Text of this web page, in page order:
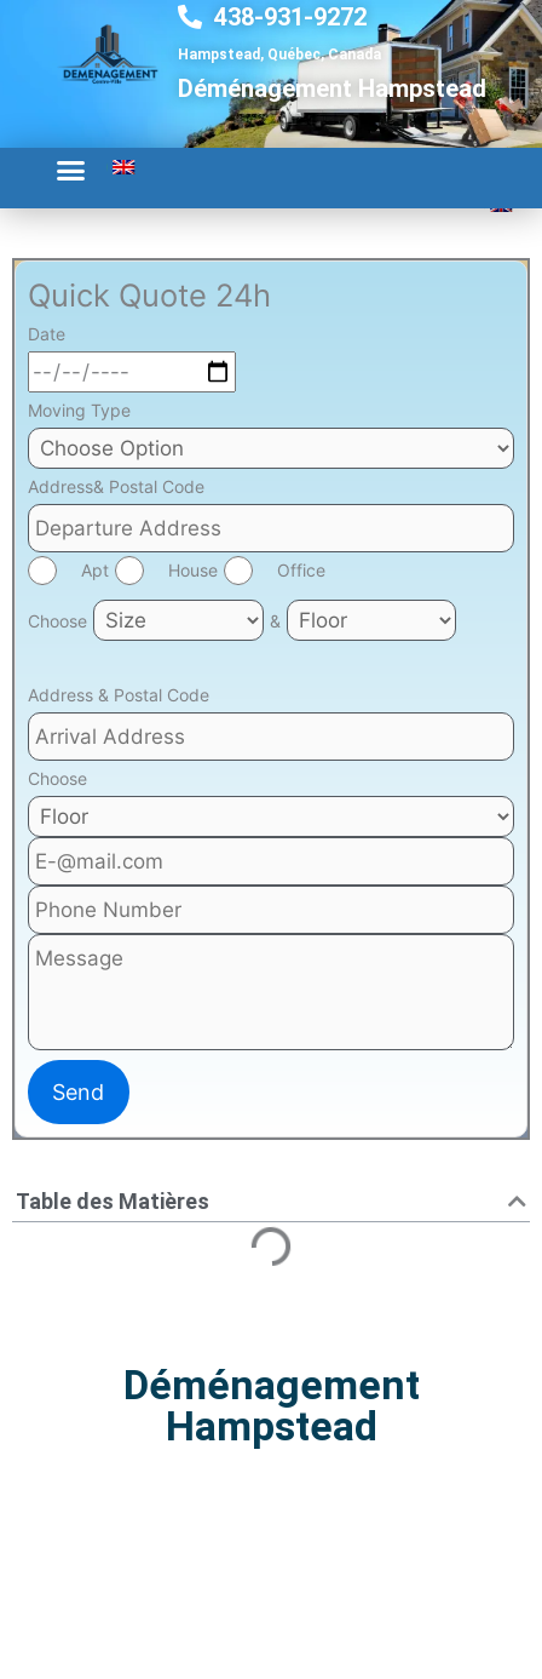
contenu
438-931-9272
Hampstead, Québec, Canada
Déménagement Hampstead
Déménagement
Hampstead
Quick Quote 24h
Date
Moving Type
Address& Postal Code
Apt House Office
Choose &
Address & Postal Code
Choose
Table des Matières